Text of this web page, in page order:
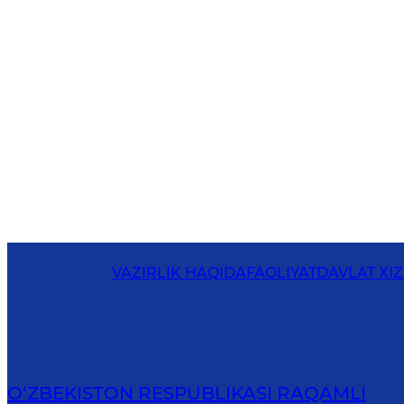
VAZIRLIK HAQIDAFAOLIYATDAVLAT
O‘ZBEKISTON RESPUBLIKASI RAQAMLI